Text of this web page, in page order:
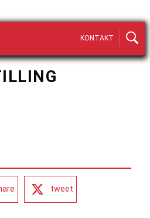
KONTAKT
tweet